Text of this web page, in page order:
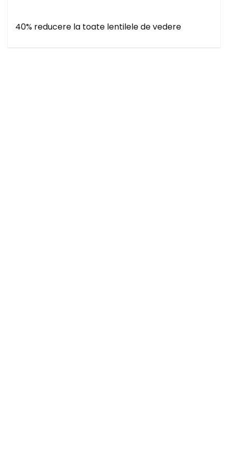
40% reducere la toate lentilele de vedere